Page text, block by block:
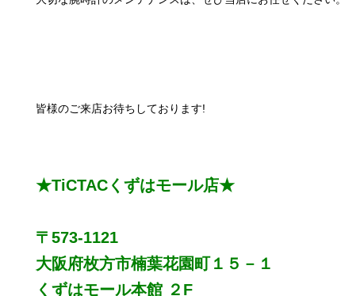
皆様のご来店お待ちしております!
★TiCTACくずはモール店★
〒573-1121
大阪府枚方市楠葉花園町１５－１
くずはモール本館 ２F